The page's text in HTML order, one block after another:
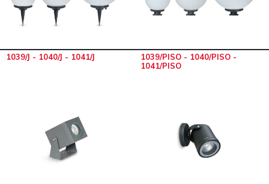
1039/J - 1040/J - 1041/J
1039/PISO - 1040/PISO -
1041/PISO